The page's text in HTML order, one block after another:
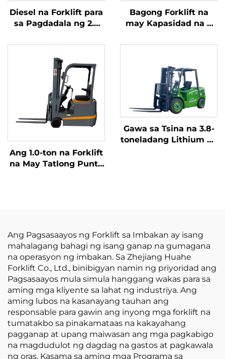
Diesel na Forklift para
sa Pagdadala ng 2.5
may Simpleng
Operasyon at Pagbaba
ng Karga hanggang 4
metro
Bagong Forklift na
may Kapasidad na 4
kumukuha ng
diesel, na may mataas
na kalidad na Hapones
na motor ng ISUZU
Ang 1.0-ton na Forklift
na May Tatlong Punto
Gawa sa Tsina na 3.8-
toneladang Lithium na
Ang Pagsasaayos ng Forklift sa Imbakan ay isang
mahalagang bahagi ng isang ganap na gumagana
na operasyon ng imbakan. Sa Zhejiang Huahe
Forklift Co., Ltd., binibigyan namin ng priyoridad ang
Pagsasaayos mula simula hanggang wakas para sa
aming mga kliyente sa lahat ng industriya. Ang
aming lubos na kasanayang tauhan ang
responsable para gawin ang inyong mga forklift na
tumatakbo sa pinakamataas na kakayahang
pagganap at upang maiwasan ang mga pagkabigo
na magdudulot ng dagdag na gastos at pagkawala
ng oras. Kasama sa aming mga Programa sa